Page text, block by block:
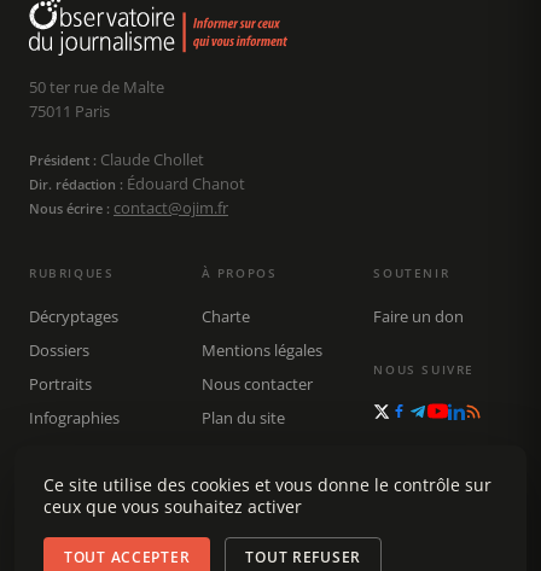
50 ter rue de Malte
75011 Paris
Président : Claude Chollet
Dir. rédaction : Édouard Chanot
Nous écrire : contact@ojim.fr
RUBRIQUES
Décryptages
Dossiers
Portraits
Infographies
Rechercher
À PROPOS
Charte
Mentions légales
Nous contacter
Plan du site
SOUTENIR
Faire un don
NOUS SUIVRE
Ce site utilise des cookies et vous donne le contrôle sur
ceux que vous souhaitez activer
TOUT ACCEPTER TOUT REFUSER